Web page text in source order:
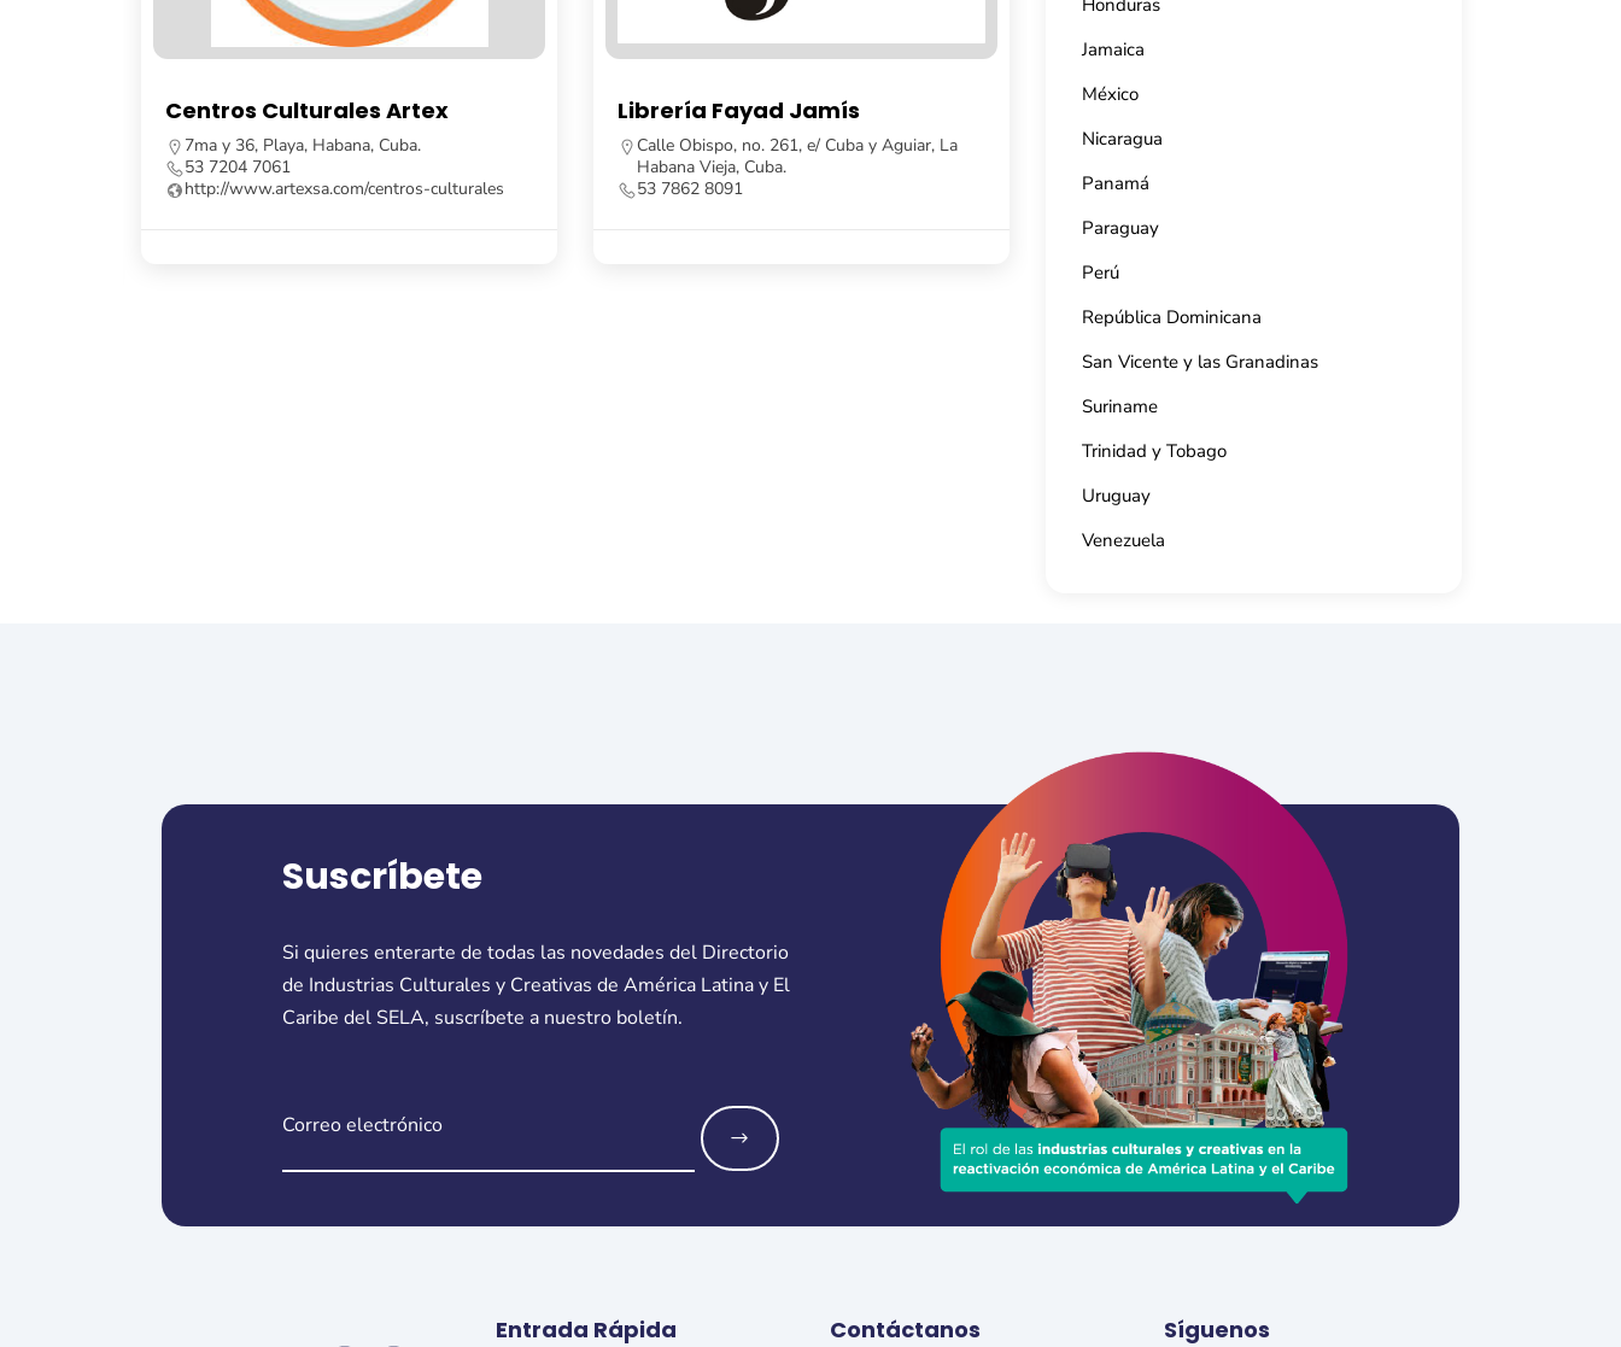
centros-culturales
Librería Fayad Jamís
Calle Obispo, no. 261, e/ Cuba y Aguiar, La
53 7862 8091
Casa Gaia
La Habana, Cuba.
53 7862 0401
Honduras
Jamaica
México
Nicaragua
Panamá
Paraguay
Perú
República Dominicana
San Vicente y las Granadinas
Suriname
Trinidad y Tobago
Uruguay
Venezuela
Suscríbete
Si quieres enterarte de todas las novedades del Directorio
de Industrias Culturales y Creativas de América Latina y El
Caribe del SELA, suscríbete a nuestro boletín.
o
Entrada Rápida Contáctanos Síguenos